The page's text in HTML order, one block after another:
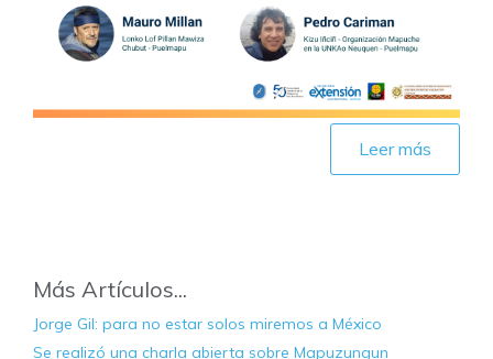
Leer más
Más Artículos...
Jorge Gil: para no estar solos miremos a México
Se realizó una charla abierta sobre Mapuzungun